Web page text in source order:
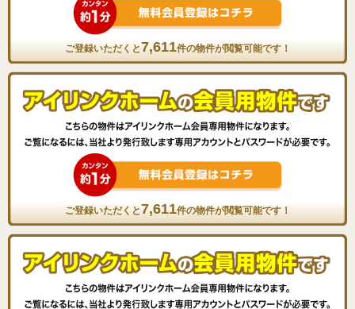
ご登録いただくと7,611件の物件が閲覧可能です！
ご登録いただくと7,611件の物件が閲覧可能です！